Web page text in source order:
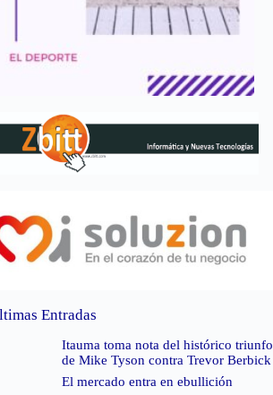
Entradas
Itauma toma nota del histórico triunfo
de Mike Tyson contra Trevor Berbick
El mercado entra en ebullición